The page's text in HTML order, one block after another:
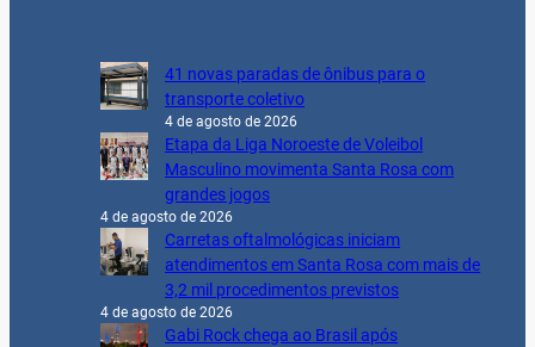
41 novas paradas de ônibus para o
transporte coletivo
4 de agosto de 2026
Etapa da Liga Noroeste de Voleibol
Masculino movimenta Santa Rosa com
grandes jogos
4 de agosto de 2026
Carretas oftalmológicas iniciam
atendimentos em Santa Rosa com mais de
3,2 mil procedimentos previstos
4 de agosto de 2026
Gabi Rock chega ao Brasil após